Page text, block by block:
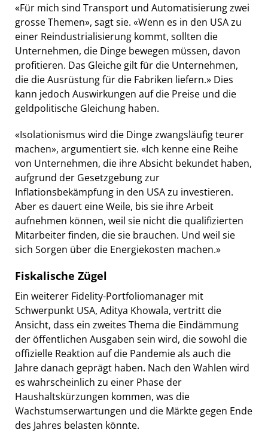
«Für mich sind Transport und Automatisierung zwei
grosse Themen», sagt sie. «Wenn es in den USA zu
einer Reindustrialisierung kommt, sollten die
Unternehmen, die Dinge bewegen müssen, davon
profitieren. Das Gleiche gilt für die Unternehmen,
die die Ausrüstung für die Fabriken liefern.» Dies
kann jedoch Auswirkungen auf die Preise und die
geldpolitische Gleichung haben.
«Isolationismus wird die Dinge zwangsläufig teurer
machen», argumentiert sie. «Ich kenne eine Reihe
von Unternehmen, die ihre Absicht bekundet haben,
aufgrund der Gesetzgebung zur
Inflationsbekämpfung in den USA zu investieren.
Aber es dauert eine Weile, bis sie ihre Arbeit
aufnehmen können, weil sie nicht die qualifizierten
Mitarbeiter finden, die sie brauchen. Und weil sie
sich Sorgen über die Energiekosten machen.»
Fiskalische Zügel
Ein weiterer Fidelity-Portfoliomanager mit
Schwerpunkt USA, Aditya Khowala, vertritt die
Ansicht, dass ein zweites Thema die Eindämmung
der öffentlichen Ausgaben sein wird, die sowohl die
offizielle Reaktion auf die Pandemie als auch die
Jahre danach geprägt haben. Nach den Wahlen wird
es wahrscheinlich zu einer Phase der
Haushaltskürzungen kommen, was die
Wachstumserwartungen und die Märkte gegen Ende
des Jahres belasten könnte.